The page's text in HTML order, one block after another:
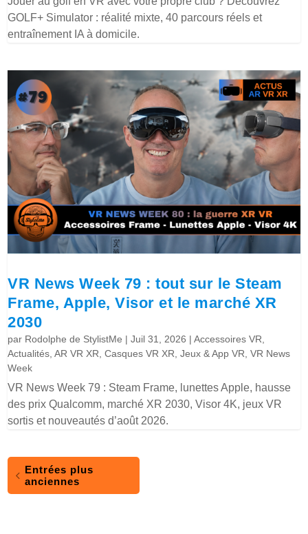
GOLF+ Simulator : réalité mixte, 40 parcours réels et
entraînement IA à domicile.
VR News Week 79 : tout sur le Steam
Frame, Apple, Visor et le marché XR
2030
par Rodolphe de StylistMe |Juil 31, 2026 |Accessoires VR,
Actualités,AR VR XR,Casques VR XR,Jeux & App VR,VR News
Week
VR News Week 79 : Steam Frame, lunettes Apple, hausse
des prix Qualcomm, marché XR 2030, Visor 4K, jeux VR
sortis et nouveautés d’août 2026.
Entrées plus
anciennes